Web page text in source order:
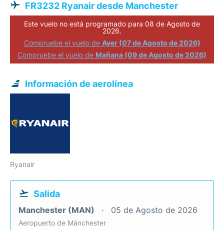
FR3232 Ryanair desde Manchester
Este vuelo no está programado para 08 de Agosto de
2026.
Compruebe el vuelo de Ayer (07 de Agosto de 2026)
Compruebe el vuelo de Mañana (09 de Agosto de 2026)
Información de aerolínea
Ryanair
Salida
Manchester (MAN) 05 de Agosto de 2026
Aeropuerto de Mánchester